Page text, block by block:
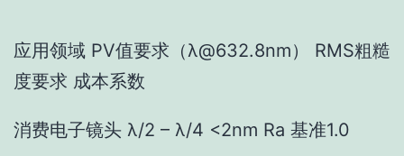
应用领域 PV值要求（λ@632.8nm） RMS粗糙
度要求 成本系数
消费电子镜头 λ/2 – λ/4 <2nm Ra 基准1.0